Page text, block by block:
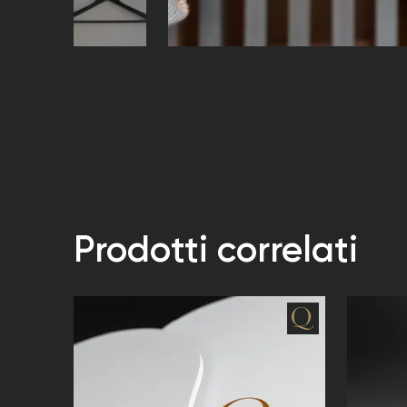
Prodotti correlati